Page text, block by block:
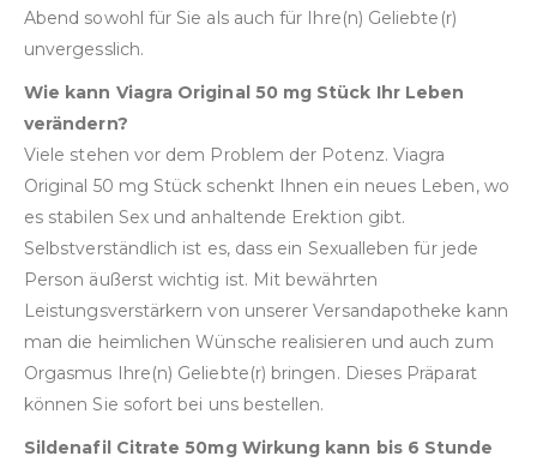
Abend sowohl für Sie als auch für Ihre(n) Geliebte(r)
unvergesslich.
Wie kann Viagra Original 50 mg Stück Ihr Leben
verändern?
Viele stehen vor dem Problem der Potenz. Viagra
Original 50 mg Stück schenkt Ihnen ein neues Leben, wo
es stabilen Sex und anhaltende Erektion gibt.
Selbstverständlich ist es, dass ein Sexualleben für jede
Person äußerst wichtig ist. Mit bewährten
Leistungsverstärkern von unserer Versandapotheke kann
man die heimlichen Wünsche realisieren und auch zum
Orgasmus Ihre(n) Geliebte(r) bringen. Dieses Präparat
können Sie sofort bei uns bestellen.
Sildenafil Citrate 50mg Wirkung kann bis 6 Stunde